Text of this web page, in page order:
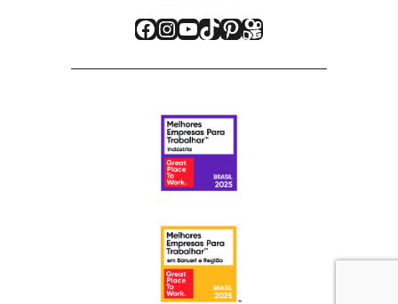
Facebook
Instagram
Youtube
TikTok
Pinterest
Kwai